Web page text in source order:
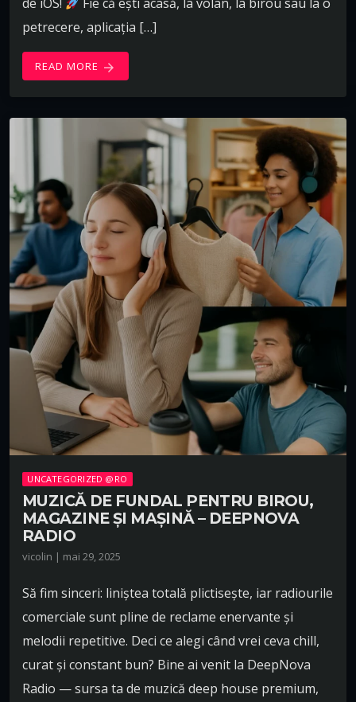
petrecere, aplicația […]
READ MORE arrow_forward
UNCATEGORIZED @RO
MUZICĂ DE FUNDAL PENTRU BIROU,
MAGAZINE ȘI MAȘINĂ – DEEPNOVA
RADIO
vicolin | mai 29, 2025
Să fim sinceri: liniștea totală plictisește, iar radiourile
comerciale sunt pline de reclame enervante și
melodii repetitive. Deci ce alegi când vrei ceva chill,
curat și constant bun? Bine ai venit la DeepNova
Radio — sursa ta de muzică deep house premium,